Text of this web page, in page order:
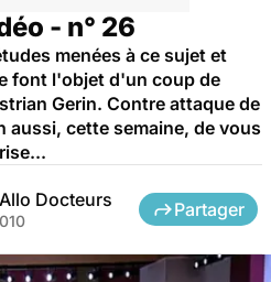
- n° 26
menées à ce sujet et
font l'objet d'un coup de
Gerin. Contre attaque de
aussi, cette semaine, de vous
Docteurs Partager